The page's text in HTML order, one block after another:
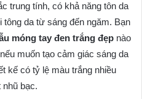
trung tính, có khả năng tôn da
da từ sáng đến ngăm. Bạn
móng tay đen trắng đẹp nào
muốn tạo cảm giác sáng da
kế có tỷ lệ màu trắng nhiều
bạc.